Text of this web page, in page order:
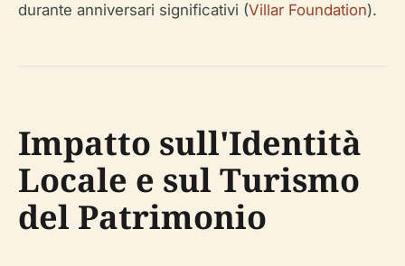
durante anniversari significativi (Villar Foundation).
Impatto sull'Identità
Locale e sul Turismo
del Patrimonio